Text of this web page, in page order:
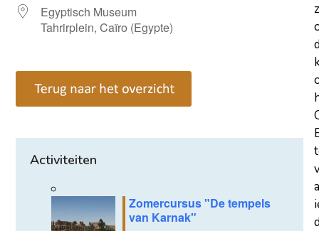
Egyptisch Museum
Tahrirplein, Caïro (Egypte)
Activiteiten
Zomercursus "De tempels
van Karnak"